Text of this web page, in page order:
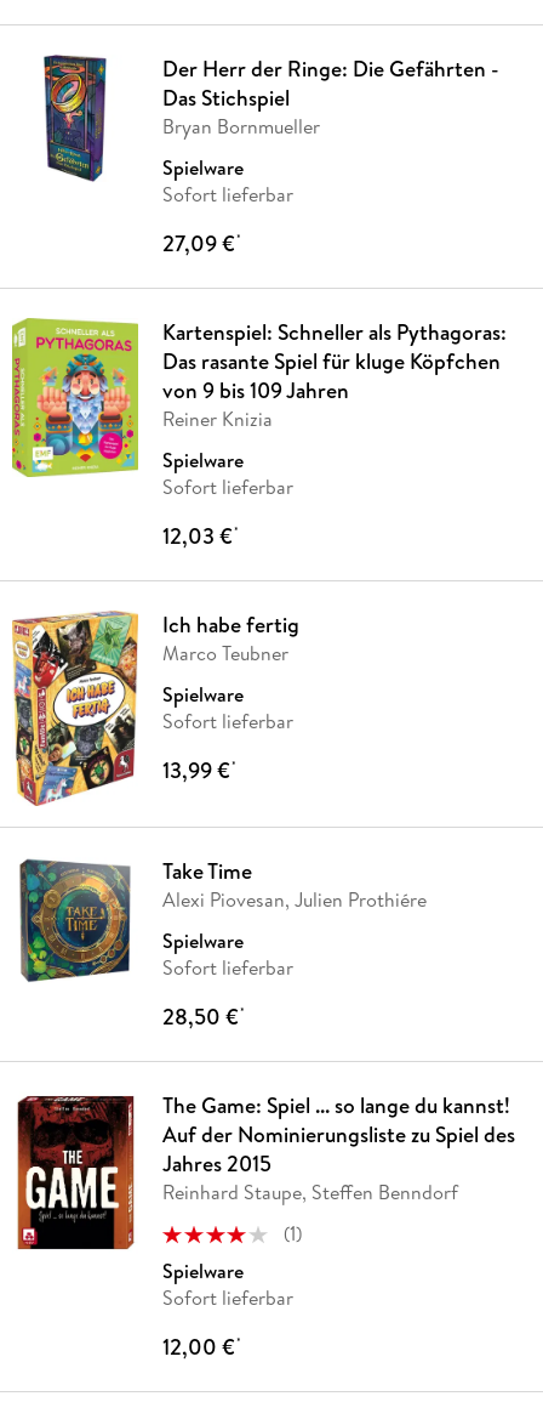
Der Herr der Ringe: Die Gefährten -
Das Stichspiel
Bryan Bornmueller
Spielware
Sofort lieferbar
27,09 €*
Kartenspiel: Schneller als Pythagoras:
Das rasante Spiel für kluge Köpfchen
von 9 bis 109 Jahren
Reiner Knizia
Spielware
Sofort lieferbar
12,03 €*
Ich habe fertig
Marco Teubner
Spielware
Sofort lieferbar
13,99 €*
Take Time
Alexi Piovesan, Julien Prothiére
Spielware
Sofort lieferbar
28,50 €*
The Game: Spiel ... so lange du kannst!
Auf der Nominierungsliste zu Spiel des
Jahres 2015
Reinhard Staupe, Steffen Benndorf
(1)
Spielware
Sofort lieferbar
12,00 €*